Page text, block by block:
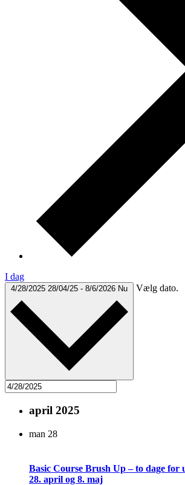
I dag
4/28/2025 28/04/25 - 8/6/2026 Nu Vælg dato.
april 2025
man 28
Basic Course Brush Up – to dage for
28. april og 8. maj